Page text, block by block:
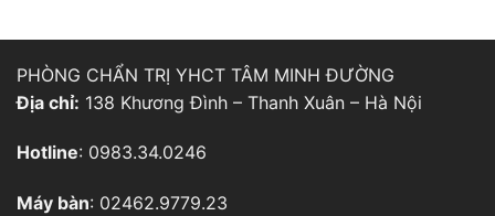
PHÒNG CHẨN TRỊ YHCT TÂM MINH ĐƯỜNG
Địa chỉ: 138 Khương Đình – Thanh Xuân – Hà Nội
Hotline: 0983.34.0246
Máy bàn: 02462.9779.23